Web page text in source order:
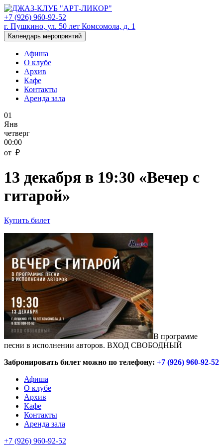
+7 (926) 960-92-52
г. Пушкино, ул. 50 лет Комсомола, д. 1
Календарь мероприятий
Афиша
О клубе
Архив
Кафе
Контакты
Аренда зала
01
Янв
четверг
00:00
от ₽
13 декабря в 19:30 «Вечер с
гитарой»
Купить билет
В программе
песни в исполнении авторов. ВХОД СВОБОДНЫЙ
Забронировать билет можно по телефону: +7 (926) 960-92-52
Афиша
О клубе
Архив
Кафе
Контакты
Аренда зала
+7 (926) 960-92-52